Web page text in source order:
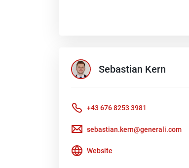
Sebastian Kern
+43 676 8253 3981
sebastian.kern@generali.com
Website